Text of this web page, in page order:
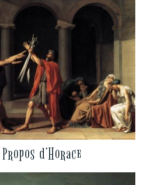
d’Horace